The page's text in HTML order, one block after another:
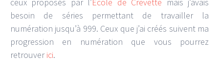
ceux proposés par l’Ecole de Crevette mais j’avais
besoin de séries permettant de travailler la
numération jusqu’à 999. Ceux que j’ai créés suivent ma
progression en numération que vous pourrez
retrouverici.